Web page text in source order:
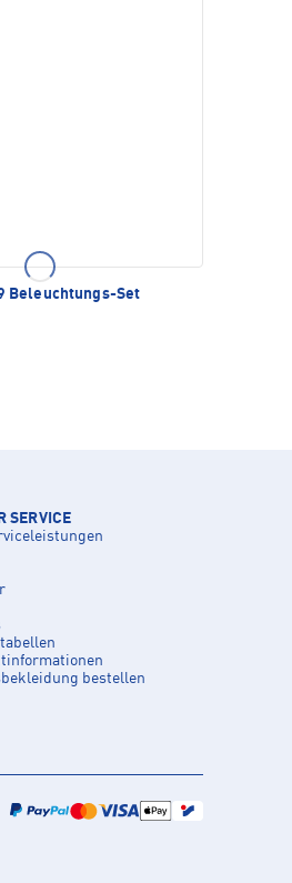
Beleuchtungs-Set
SERVICE
bestellen